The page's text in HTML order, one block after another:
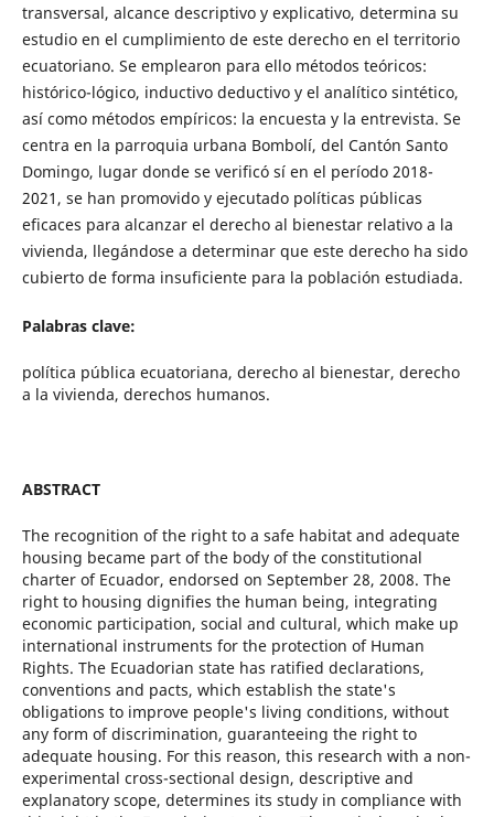
transversal, alcance descriptivo y explicativo, determina su
estudio en el cumplimiento de este derecho en el territorio
ecuatoriano. Se emplearon para ello métodos teóricos:
histórico-lógico, inductivo deductivo y el analítico sintético,
así como métodos empíricos: la encuesta y la entrevista. Se
centra en la parroquia urbana Bombolí, del Cantón Santo
Domingo, lugar donde se verificó sí en el período 2018-
2021, se han promovido y ejecutado políticas públicas
eficaces para alcanzar el derecho al bienestar relativo a la
vivienda, llegándose a determinar que este derecho ha sido
cubierto de forma insuficiente para la población estudiada.
Palabras clave:
política pública ecuatoriana, derecho al bienestar, derecho
a la vivienda, derechos humanos.
ABSTRACT
The recognition of the right to a safe habitat and adequate
housing became part of the body of the constitutional
charter of Ecuador, endorsed on September 28, 2008. The
right to housing dignifies the human being, integrating
economic participation, social and cultural, which make up
international instruments for the protection of Human
Rights. The Ecuadorian state has ratified declarations,
conventions and pacts, which establish the state's
obligations to improve people's living conditions, without
any form of discrimination, guaranteeing the right to
adequate housing. For this reason, this research with a non-
experimental cross-sectional design, descriptive and
explanatory scope, determines its study in compliance with